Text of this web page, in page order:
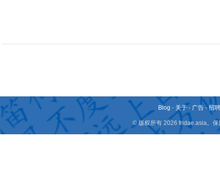
Blog - 关于 - 广告 -招
© 版权所有 2026 fridae.asia。